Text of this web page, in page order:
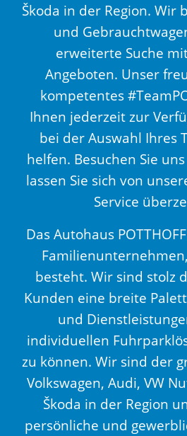
Škoda in der Region. Wir
und
erweiterte Suche
Angeboten. Unser
kompetentes
Ihnen jederzeit zur
bei der Auswahl Ihres
helfen. Besuchen Sie
lassen Sie sich von
Service
Das Autohaus
besteht. Wir sind stolz
Kunden eine breite
und
individuellen
zu können. Wir sind der
Volkswagen, Audi, VW
Škoda in der Region
persönliche und